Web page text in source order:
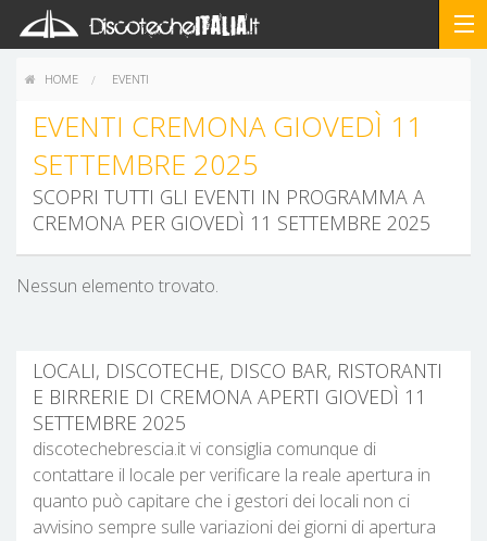
HOME EVENTI
EVENTI CREMONA GIOVEDÌ 11
SETTEMBRE 2025
SCOPRI TUTTI GLI EVENTI IN PROGRAMMA A
CREMONA PER GIOVEDÌ 11 SETTEMBRE 2025
Nessun elemento trovato.
LOCALI, DISCOTECHE, DISCO BAR, RISTORANTI
E BIRRERIE DI CREMONA APERTI GIOVEDÌ 11
SETTEMBRE 2025
discotechebrescia.it vi consiglia comunque di
contattare il locale per verificare la reale apertura in
quanto può capitare che i gestori dei locali non ci
avvisino sempre sulle variazioni dei giorni di apertura